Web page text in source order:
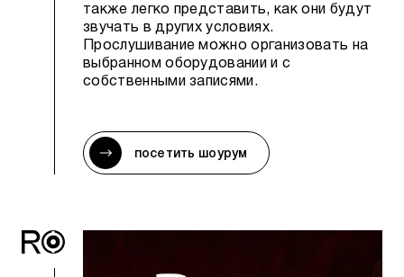
также легко представить, как они будут
звучать в других условиях.
Прослушивание можно организовать на
выбранном оборудовании и с
собственными записями.
посетить шоурум